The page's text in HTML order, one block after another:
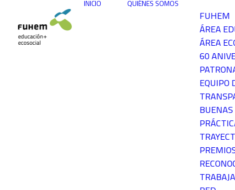
INICIO QUIÉNES SOMOS
FUHEM
ÁREA
ÁREA
60
EQUIPO
BUENAS